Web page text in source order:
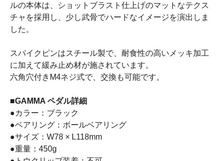
ルの本体は、ショットブラスト仕上げのマットなテクス
チャを採用し、少し武骨でハードなイメージを演出しま
した。
スパイクピンはスチール製で、耐食性の高いメッキ加工
に加えて緩み止め材が施されています。
六角穴付きM4ネジ式で、交換も可能です。
■GAMMA ペダル詳細
●カラー：ブラック
●ベアリング：ボールベアリング
●サイズ：W78 × L118mm
●重量：450g